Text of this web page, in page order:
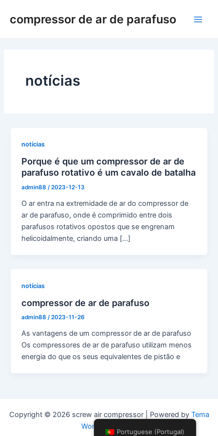
paracompressor de ar de parafuso
notícias
notícias
Porque é que um compressor de ar de
parafuso rotativo é um cavalo de batalha
admin88/2023-12-13
O ar entra na extremidade de ar do compressor de
ar de parafuso, onde é comprimido entre dois
parafusos rotativos opostos que se engrenam
helicoidalmente, criando uma [...]
notícias
compressor de ar de parafuso
admin88/2023-11-26
As vantagens de um compressor de ar de parafuso
Os compressores de ar de parafuso utilizam menos
energia do que os seus equivalentes de pistão e
Copyright © 2026 screw air compressor | Powered by Tema
WordPress Astra
Portuguese (Portugal)